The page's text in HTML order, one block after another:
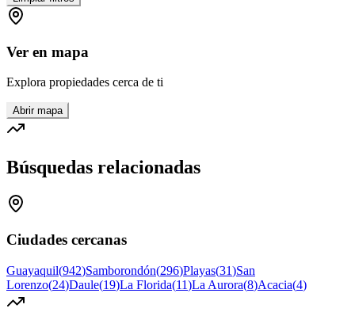
Ver en mapa
Explora propiedades cerca de ti
Abrir mapa
Búsquedas relacionadas
Ciudades cercanas
Guayaquil(942)Samborondón(296)Playas(31)San
Lorenzo(24)Daule(19)La Florida(11)La Aurora(8)Acacia(4)